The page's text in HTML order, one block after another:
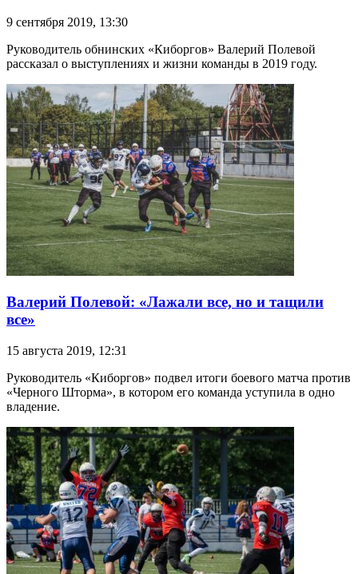
9 сентября 2019, 13:30
Руководитель обнинских «Киборгов» Валерий Полевой
рассказал о выступлениях и жизни команды в 2019 году.
Валерий Полевой: «Лажали все, но и тащили
все»
15 августа 2019, 12:31
Руководитель «Киборгов» подвел итоги боевого матча против
«Черного Шторма», в котором его команда уступила в одно
владение.